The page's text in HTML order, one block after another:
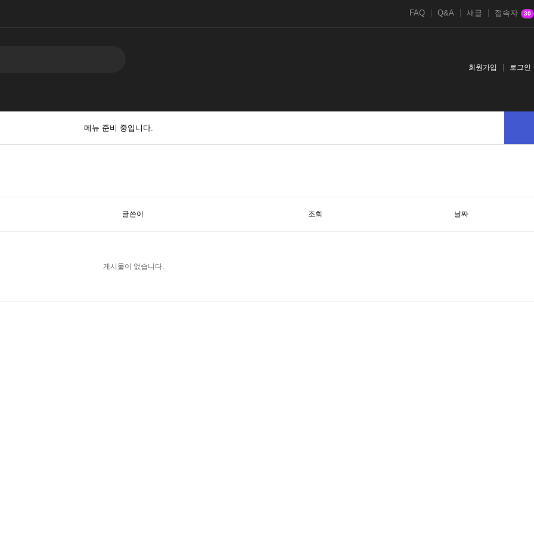
FAQ Q&A 새글 접속자 30
회원가입 로그인
메뉴 준비 중입니다.
글쓴이 조회 날짜
게시물이 없습니다.